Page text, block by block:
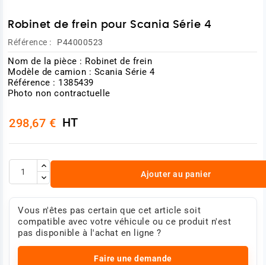
Robinet de frein pour Scania Série 4
Référence : P44000523
Nom de la pièce : Robinet de frein
Modèle de camion : Scania Série 4
Référence : 1385439
Photo non contractuelle
298,67 € HT
Ajouter au panier
Vous n'êtes pas certain que cet article soit
compatible avec votre véhicule ou ce produit n'est
pas disponible à l'achat en ligne ?
Faire une demande